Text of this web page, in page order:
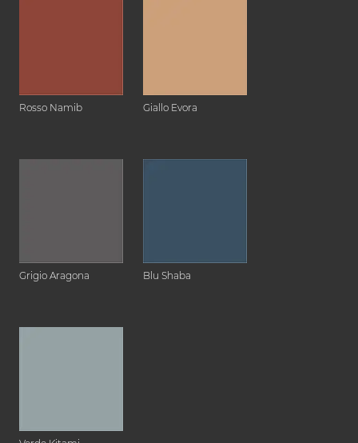
Rosso Namib Giallo Evora
Grigio Aragona Blu Shaba